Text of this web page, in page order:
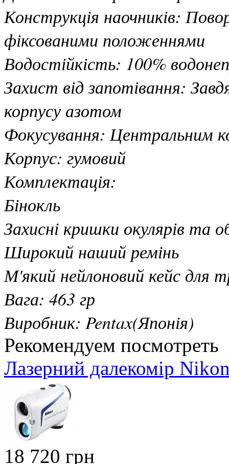
Конструкція наочників:
фіксованими положеннями
Водостійкість: 100%
Захист від запотівання:
корпусу азотом
Фокусування: Центральним
Корпус: гумовий
Комплектація:
Бінокль
Захисні кришки окулярів та
Широкий наший ремінь
М'який нейлоновий кейс для
Вага: 463 гр
Виробник: Pentax(Японія)
Рекомендуем посмотреть
Лазерний далекомір
18 720 грн